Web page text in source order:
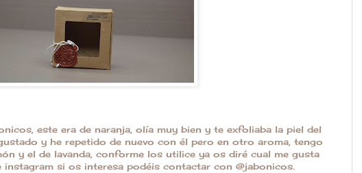
este era de naranja, olía muy bien y te exfoliaba la piel del
y he repetido de nuevo con él pero en otro aroma, tengo
y el de lavanda, conforme los utilice ya os diré cual me gusta
instagram si os interesa podéis contactar con @jabonicos.